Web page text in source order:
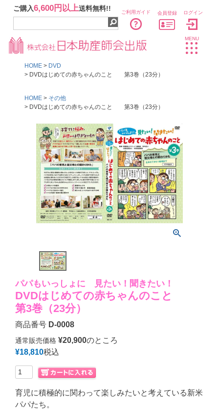
ご購入6,600円以上送料無料!! ご利用ガイド 会員登録 ログイン
MENU
HOME
DVD
DVDはじめての赤ちゃんのこと 第3巻（23分）
HOME
その他
DVDはじめての赤ちゃんのこと 第3巻（23分）
パパもいっしょに 見たい！聞きたい！
DVDはじめての赤ちゃんのこと
第3巻（23分）
商品番号 D-0008
通常販売価格 ¥20,900のところ
¥18,810税込
育児に積極的に関わって楽しみたいと考えている新米
パパたち。